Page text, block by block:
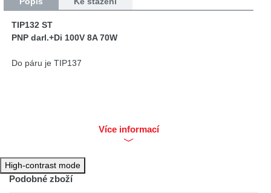
TIP132 ST
PNP darl.+Di 100V 8A 70W
Do páru je TIP137
Více informací
High-contrast mode
Podobné zboží